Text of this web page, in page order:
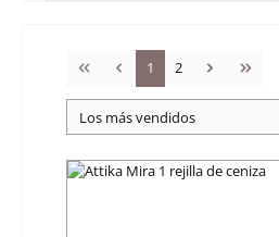
Página
1 Página
2